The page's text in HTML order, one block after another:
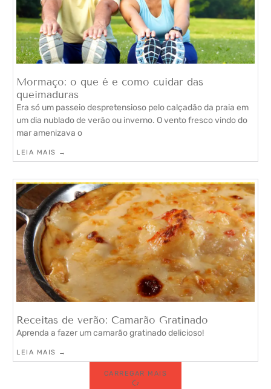
Mormaço: o que é e como cuidar das
queimaduras
Era só um passeio despretensioso pelo calçadão da praia em
um dia nublado de verão ou inverno. O vento fresco vindo do
mar amenizava o
LEIA MAIS →
Receitas de verão: Camarão Gratinado
Aprenda a fazer um camarão gratinado delicioso!
LEIA MAIS →
CARREGAR MAIS